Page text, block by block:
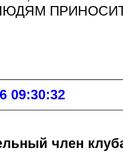
09:30:32
член